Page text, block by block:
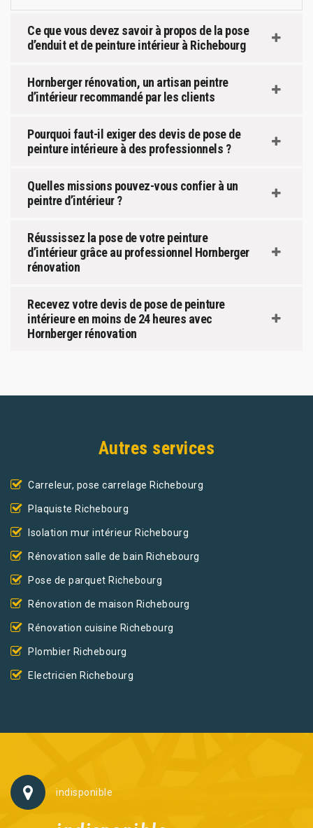
Ce que vous devez savoir à propos de la pose
d’enduit et de peinture intérieur à Richebourg
Hornberger rénovation, un artisan peintre
d’intérieur recommandé par les clients
Pourquoi faut-il exiger des devis de pose de
peinture intérieure à des professionnels ?
Quelles missions pouvez-vous confier à un
peintre d’intérieur ?
Réussissez la pose de votre peinture
d’intérieur grâce au professionnel Hornberger
rénovation
Recevez votre devis de pose de peinture
intérieure en moins de 24 heures avec
Hornberger rénovation
Autres services
Carreleur, pose carrelage Richebourg
Plaquiste Richebourg
Isolation mur intérieur Richebourg
Rénovation salle de bain Richebourg
Pose de parquet Richebourg
Rénovation de maison Richebourg
Rénovation cuisine Richebourg
Plombier Richebourg
Electricien Richebourg
indisponible